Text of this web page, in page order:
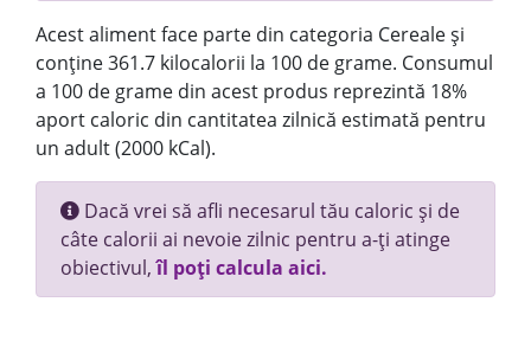
Acest aliment face parte din categoria Cereale și
conține 361.7 kilocalorii la 100 de grame. Consumul
a 100 de grame din acest produs reprezintă 18%
aport caloric din cantitatea zilnică estimată pentru
un adult (2000 kCal).
Dacă vrei să afli necesarul tău caloric și de
câte calorii ai nevoie zilnic pentru a-ți atinge
obiectivul,îl poți calcula aici.